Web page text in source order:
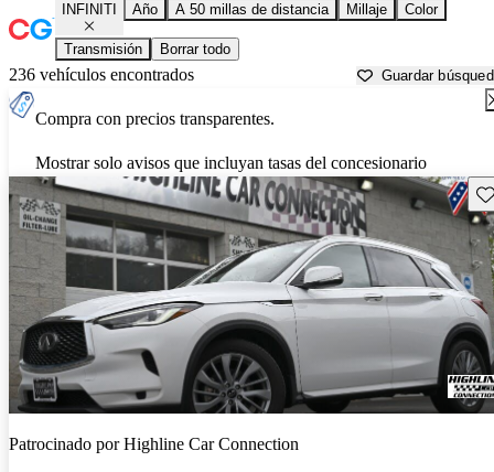
INFINITI Año A 50 millas de distancia Millaje Color
Transmisión Borrar todo
236 vehículos encontrados Guardar
Compra con precios transparentes.
Mostrar solo avisos que incluyan tasas del concesionario
Patrocinado porHighline Car Connection